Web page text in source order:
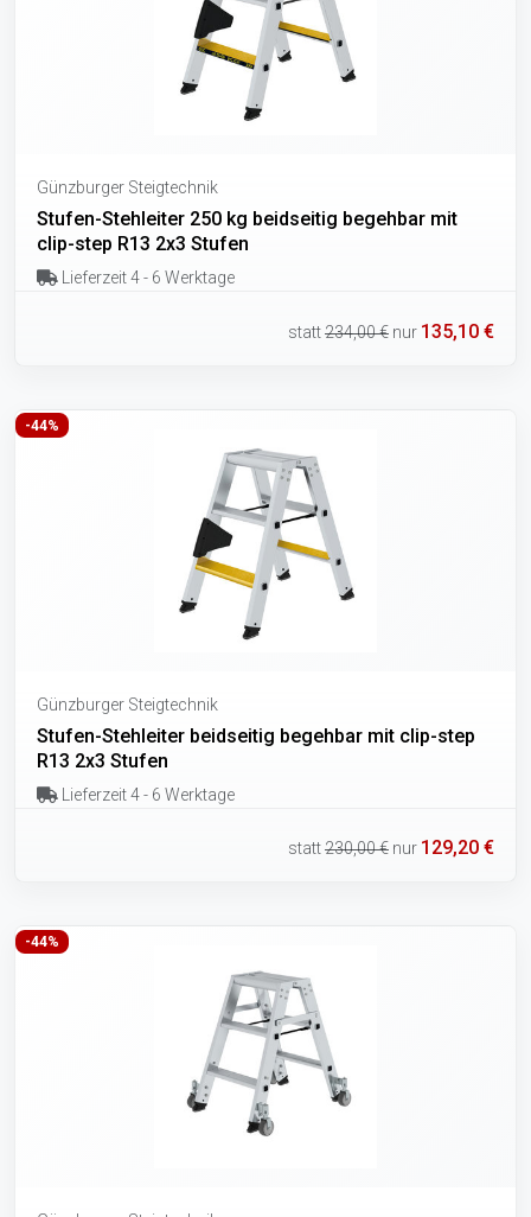
Günzburger Steigtechnik
Stufen-Stehleiter 250 kg beidseitig begehbar mit
clip-step R13 2x3 Stufen
Lieferzeit 4 - 6 Werktage
statt234,00 € nur 135,10 €
-44%
Günzburger Steigtechnik
Stufen-Stehleiter beidseitig begehbar mit clip-step
R13 2x3 Stufen
Lieferzeit 4 - 6 Werktage
statt230,00 € nur 129,20 €
-44%